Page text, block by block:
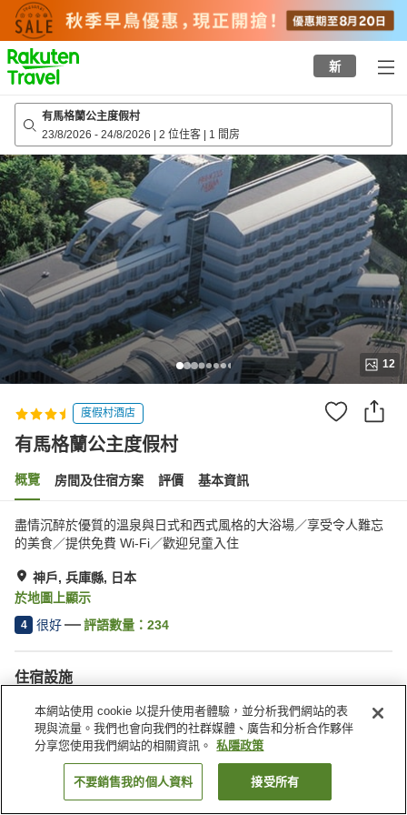
to
top
page
新
有馬格蘭公主度假村
23/8/2026 - 24/8/2026 | 2 位住客 | 1 間房
12
度假村酒店
有馬格蘭公主度假村
概覽 房間及住宿方案 評價 基本資訊
盡情沉醉於優質的溫泉與日式和西式風格的大浴場／享受令人難忘
的美食／提供免費 Wi-Fi／歡迎兒童入住
神戶, 兵庫縣, 日本
於地圖上顯示
4 很好 評語數量： 234
住宿設施
停車場
桑拿
水療/美容院
泳池
找客房
本網站使用 cookie 以提升使用者體驗，並分析我們網站的表
現與流量。我們也會向我們的社群媒體、廣告和分析合作夥伴
分享您使用我們網站的相關資訊。
私隱政策
不要銷售我的個人資料 接受所有